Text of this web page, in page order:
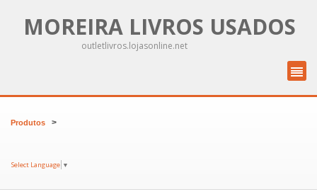
MOREIRA LIVROS USADOS
outletlivros.lojasonline.net
Produtos >
Select Language ▼